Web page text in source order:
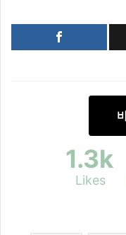
1.3k
Likes